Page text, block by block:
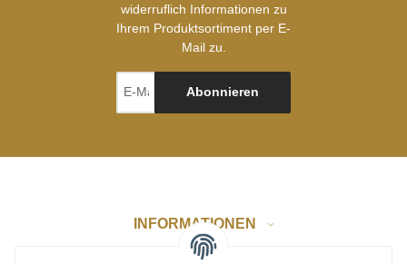
widerruflich Informationen zu
Ihrem Produktsortiment per E-
Mail zu.
Abonnieren
INFORMATIONEN